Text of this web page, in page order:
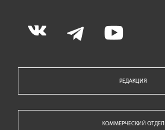
РЕДАКЦИЯ
КОММЕРЧЕСКИЙ ОТДЕЛ